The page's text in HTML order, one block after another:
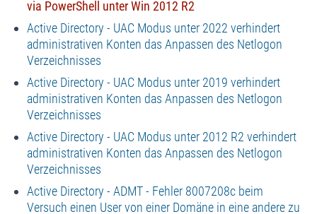
via PowerShell unter Win 2012 R2
Active Directory - UAC Modus unter 2022 verhindert
administrativen Konten das Anpassen des Netlogon
Verzeichnisses
Active Directory - UAC Modus unter 2019 verhindert
administrativen Konten das Anpassen des Netlogon
Verzeichnisses
Active Directory - UAC Modus unter 2012 R2 verhindert
administrativen Konten das Anpassen des Netlogon
Verzeichnisses
Active Directory - ADMT - Fehler 8007208c beim
Versuch einen User von einer Domäne in eine andere zu